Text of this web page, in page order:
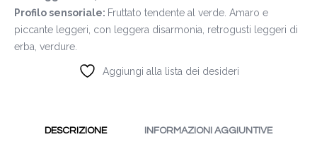
Profilo sensoriale: Fruttato tendente al verde. Amaro e
piccante leggeri, con leggera disarmonia, retrogusti leggeri di
erba, verdure.
Aggiungi alla lista dei desideri
DESCRIZIONE INFORMAZIONI AGGIUNTIVE